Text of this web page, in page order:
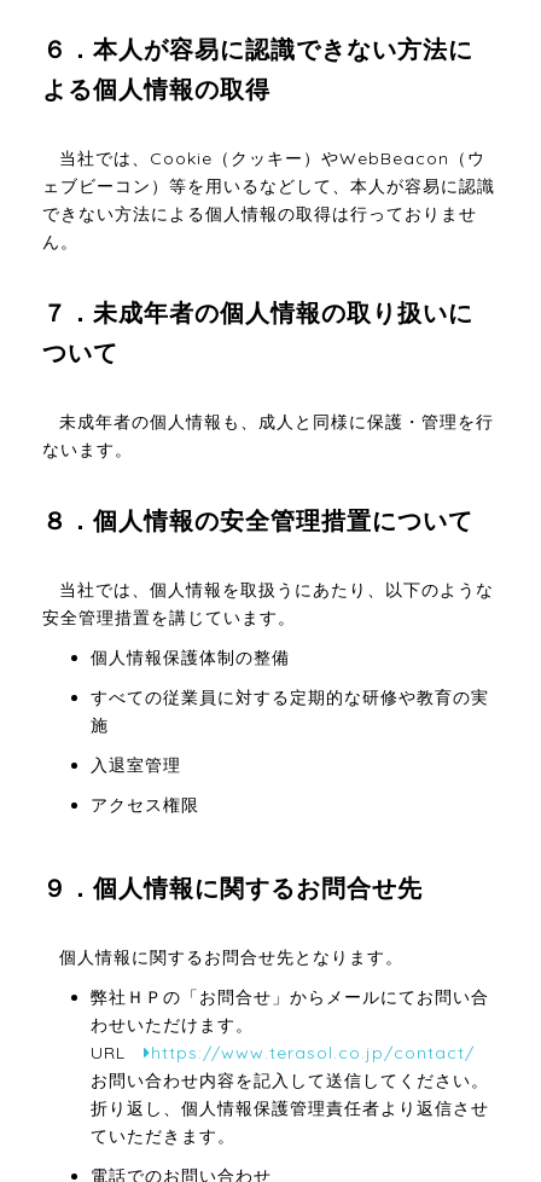
６．本人が容易に認識できない方法に
よる個人情報の取得
当社では、Cookie（クッキー）やWebBeacon（ウ
ェブビーコン）等を用いるなどして、本人が容易に認識
できない方法による個人情報の取得は行っておりませ
ん。
７．未成年者の個人情報の取り扱いに
ついて
未成年者の個人情報も、成人と同様に保護・管理を行
ないます。
８．個人情報の安全管理措置について
当社では、個人情報を取扱うにあたり、以下のような
安全管理措置を講じています。
個人情報保護体制の整備
すべての従業員に対する定期的な研修や教育の実
施
入退室管理
アクセス権限
９．個人情報に関するお問合せ先
個人情報に関するお問合せ先となります。
弊社ＨＰの「お問合せ」からメールにてお問い合
わせいただけます。
URL
https://www.terasol.co.jp/contact/
お問い合わせ内容を記入して送信してください。
折り返し、個人情報保護管理責任者より返信させ
ていただきます。
電話でのお問い合わせ